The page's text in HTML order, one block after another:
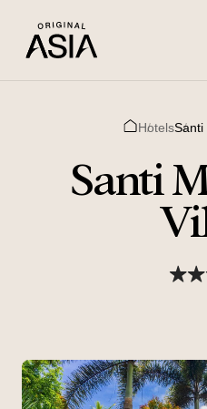
HotelsSanti
Santi